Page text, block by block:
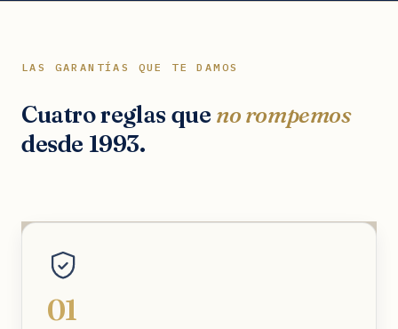
LAS GARANTÍAS QUE TE DAMOS
Cuatro reglas que no rompemos
desde 1993.
01